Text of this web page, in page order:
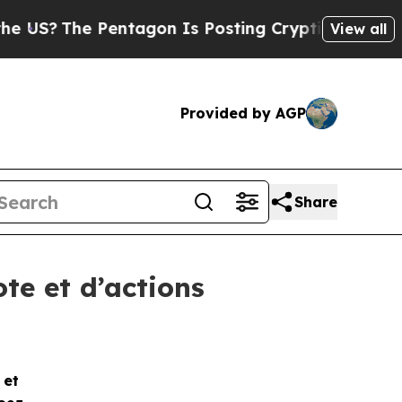
The Pentagon Is Posting Cryptic BiblicalView all
Provided by AGP
Share
et d’actions
et